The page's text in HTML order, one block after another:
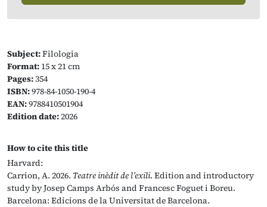
Subject:Filologia
Format: 15 x 21 cm
Pages:354
ISBN:978-84-1050-190-4
EAN:9788410501904
Edition date:2026
How to cite this title
Harvard:
Carrion, A. 2026. Teatre inèdit de l’exili. Edition and introductory
study by Josep Camps Arbós and Francesc Foguet i Boreu.
Barcelona: Edicions de la Universitat de Barcelona.